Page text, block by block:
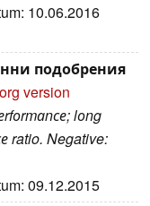
10.06.2016
подобрения
version
lоng
ratio. Negative:
09.12.2015